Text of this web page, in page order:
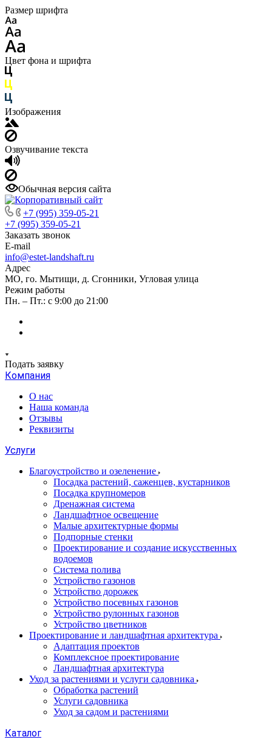
Размер шрифта
Цвет фона и шрифта
Изображения
Озвучивание текста
Обычная версия сайта
+7 (995) 359-05-21
+7 (995) 359-05-21
Заказать звонок
E-mail
info@estet-landshaft.ru
Адрес
МО, го. Мытищи, д. Сгонники, Угловая улица
Режим работы
Пн. – Пт.: с 9:00 до 21:00
Подать заявку
Компания
О нас
Наша команда
Отзывы
Реквизиты
Услуги
Благоустройство и озеленение
Посадка растений, саженцев, кустарников
Посадка крупномеров
Дренажная система
Ландшафтное освещение
Малые архитектурные формы
Подпорные стенки
Проектирование и создание искусственных
водоемов
Система полива
Устройство газонов
Устройство дорожек
Устройство посевных газонов
Устройство рулонных газонов
Устройство цветников
Проектирование и ландшафтная архитектура
Адаптация проектов
Комплексное проектирование
Ландшафтная архитектура
Уход за растениями и услуги садовника
Обработка растений
Услуги садовника
Уход за садом и растениями
Каталог